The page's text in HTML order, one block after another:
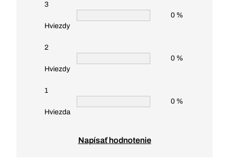
3
Hviezdy
0 %
2
Hviezdy
0 %
1
Hviezda
0 %
Napísať hodnotenie